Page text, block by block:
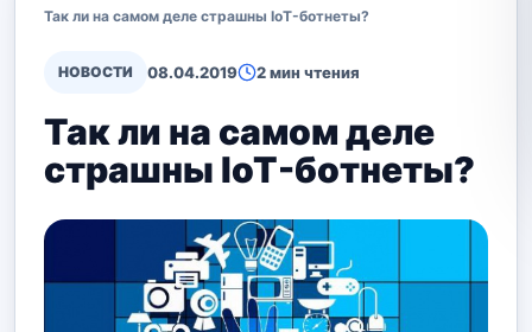
Так ли на самом деле страшны IoT-ботнеты?
НОВОСТИ 08.04.2019 2 мин чтения
Так ли на самом деле
страшны IoT-ботнеты?